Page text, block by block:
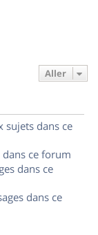
Aller
sujets dans ce
ce forum
dans ce
dans ce